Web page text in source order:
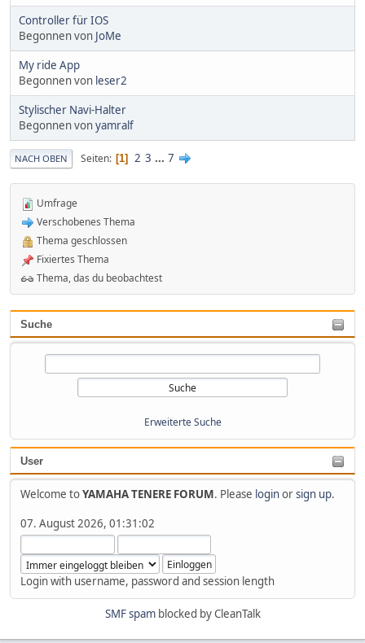
Suche
Erweiterte Suche
User
Welcome toYAMAHA TENERE FORUM. Please loginorsign up.
07. August 2026, 01:31:02
Login with username, password and session length
Controller für IOS
Begonnen von JoMe
My ride App
Begonnen von leser2
Stylischer Navi-Halter
Begonnen vonyamralf
NACH OBEN Seiten 1 2 3 ... 7
Umfrage
Verschobenes Thema
Thema geschlossen
Fixiertes Thema
Thema, das du beobachtest
SMF spamblocked by CleanTalk